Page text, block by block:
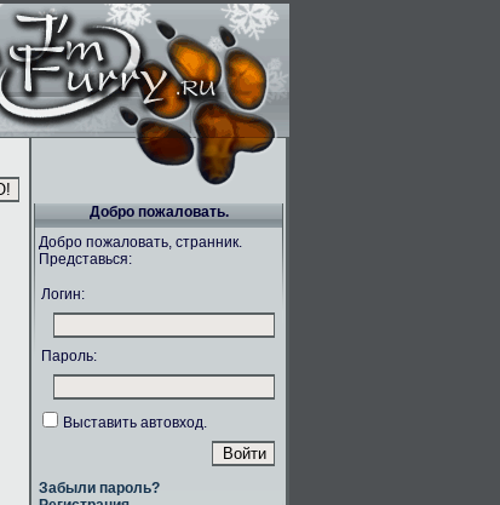
Добро пожаловать.
Добро пожаловать, странник.
Представься:
Логин:
Пароль:
Выставить автовход.
Забыли пароль?